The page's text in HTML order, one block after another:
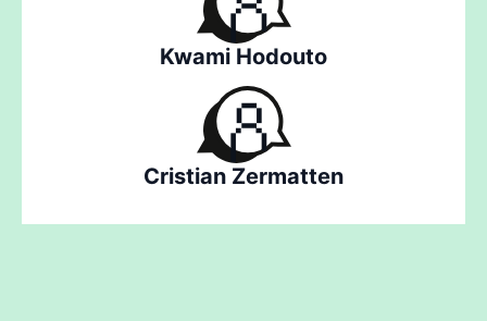
Kwami Hodouto
Cristian Zermatten